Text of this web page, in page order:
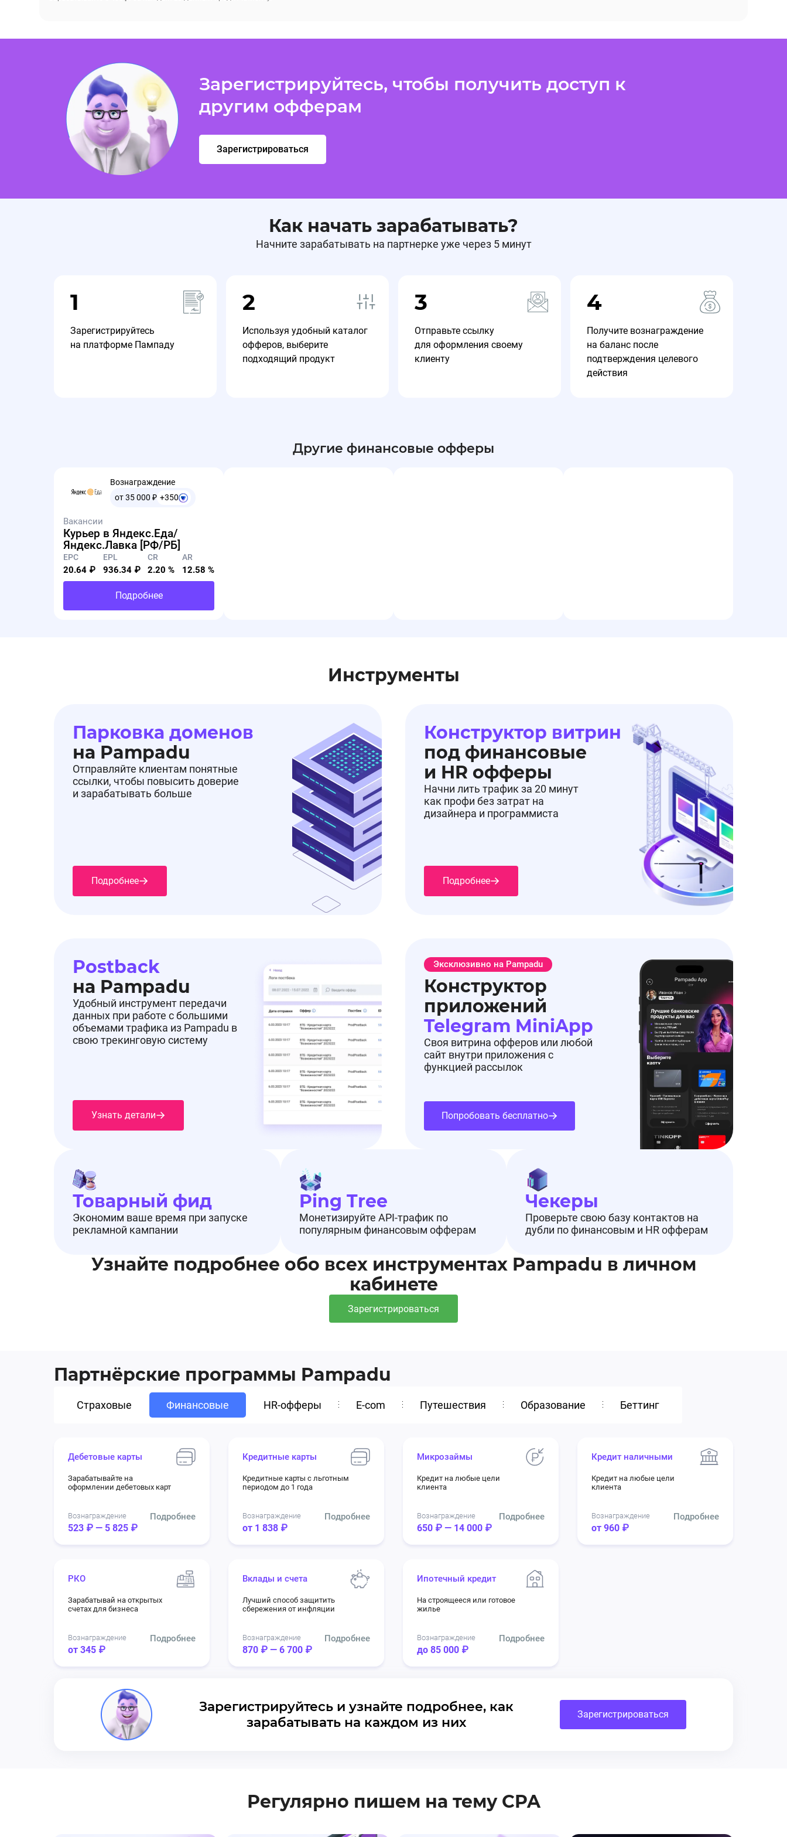
Зарегистрируйтесь, чтобы получить доступ к
другим офферам
Зарегистрироваться
Как начать зарабатывать?
Начните зарабатывать на партнерке уже через 5 минут
1
Зарегистрируйтесь
на платформе Пампаду
2
Используя удобный каталог
офферов, выберите
подходящий продукт
3
Отправьте ссылку
для оформления своему
клиенту
4
Получите вознаграждение
на баланс после
подтверждения целевого
действия
Другие финансовые офферы
Вознаграждение
от 35 000 ₽ +350
Вакансии
Курьер в Яндекс.Еда/
Яндекс.Лавка [РФ/РБ]
EPC
20.64 ₽
EPL
936.34 ₽
CR
2.20 %
AR
12.58 %
Подробнее
Инструменты
Парковка доменов
на Pampadu
Отправляйте клиентам понятные
ссылки, чтобы повысить доверие
и зарабатывать больше
Подробнее
Конструктор витрин
под финансовые
и HR офферы
Начни лить трафик за 20 минут
как профи без затрат на
дизайнера и программиста
Подробнее
Postback
на Pampadu
Удобный инструмент передачи
данных при работе с большими
объемами трафика из Pampadu в
свою трекинговую систему
Узнать детали
Эксклюзивно на Pampadu
Конструктор
приложений
Telegram MiniApp
Своя витрина офферов или любой
сайт внутри приложения с
функцией рассылок
Попробовать бесплатно
Товарный фид
Экономим ваше время при запуске
рекламной кампании
Ping Tree
Монетизируйте API-трафик по
популярным финансовым офферам
Чекеры
Проверьте свою базу контактов на
дубли по финансовым и HR офферам
Узнайте подробнее обо всех инструментах Pampadu в личном
кабинете
Зарегистрироваться
Партнёрские программы Pampadu
Страховые Финансовые HR-офферы E-com Путешествия Образование Беттинг
Дебетовые карты
Зарабатывайте на
оформлении дебетовых карт
Вознаграждение
523 ₽ — 5 825 ₽
Подробнее
Кредитные карты
Кредитные карты с льготным
периодом до 1 года
Вознаграждение
от 1 838 ₽
Подробнее
Микрозаймы
Кредит на любые цели
клиента
Вознаграждение
650 ₽ — 14 000 ₽
Подробнее
Кредит наличными
Кредит на любые цели
клиента
Вознаграждение
от 960 ₽
Подробнее
РКО
Зарабатывай на открытых
счетах для бизнеса
Вознаграждение
от 345 ₽
Подробнее
Вклады и счета
Лучший способ защитить
сбережения от инфляции
Вознаграждение
870 ₽ — 6 700 ₽
Подробнее
Ипотечный кредит
На строящееся или готовое
жилье
Вознаграждение
до 85 000 ₽
Подробнее
Зарегистрируйтесь и узнайте подробнее, как
зарабатывать на каждом из них
Зарегистрироваться
Регулярно пишем на тему CPA